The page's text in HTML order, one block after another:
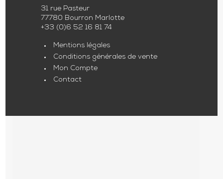
31 rue Pasteur
77780 Bourron Marlotte
+33 (0)6 52 16 81 74
Mentions légales
Conditions générales de vente
Mon Compte
Contact